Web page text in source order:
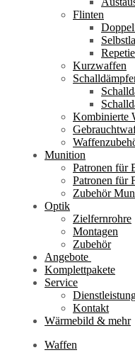
Flinten
Kurzwaffen
Kombinierte
Munition
Patronen für
Patronen für
Zubehör
Optik
Zielfernrohre
Montagen
Zubehör
Angebote
Komplettpakete
Service
Kontakt
Wärmebild & mehr
Waffen